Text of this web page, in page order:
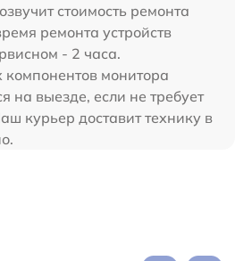
стоимость ремонта
ремонта устройств
- 2 часа.
монитора
на выезде, если не требует
курьер доставит технику в